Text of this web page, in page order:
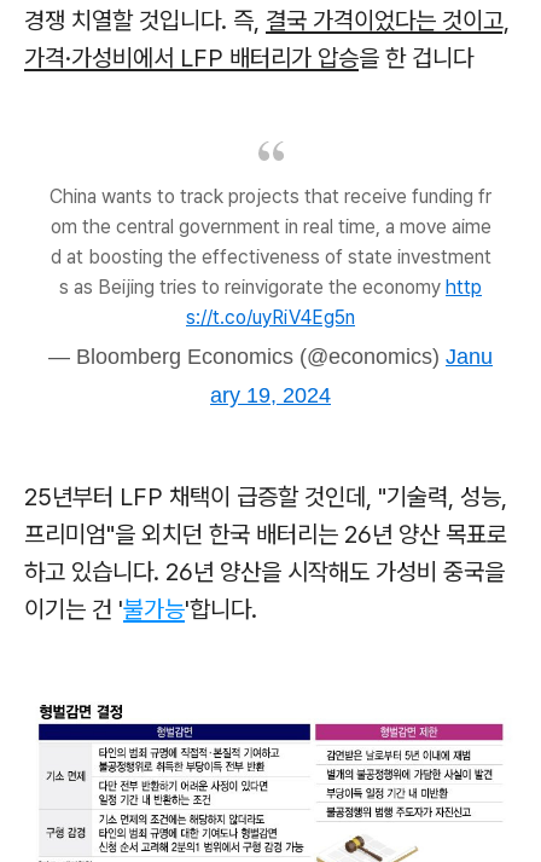
경쟁 치열할 것입니다. 즉, 결국 가격이었다는 것이고,
가격·가성비에서 LFP 배터리가 압승을 한 겁니다
China wants to track projects that receive funding fr
om the central government in real time, a move aime
d at boosting the effectiveness of state investment
s as Beijing tries to reinvigorate the economy http
s://t.co/uyRiV4Eg5n
— Bloomberg Economics (@economics) Janu
ary 19, 2024
25년부터 LFP 채택이 급증할 것인데, "기술력, 성능,
프리미엄"을 외치던 한국 배터리는 26년 양산 목표로
하고 있습니다. 26년 양산을 시작해도 가성비 중국을
이기는 건 '불가능'합니다.